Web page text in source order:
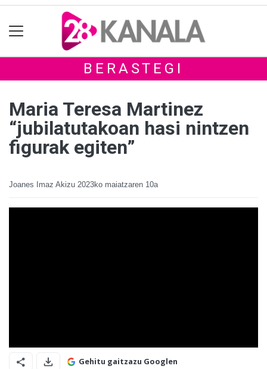
BERASTEGI
Maria Teresa Martinez
“jubilatutakoan hasi nintzen
figurak egiten”
Joanes Imaz Akizu 2023ko maiatzaren 10a
Gehitu gaitzazu Googlen